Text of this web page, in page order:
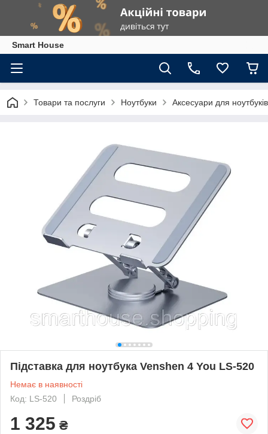
Smart House
Товари та послуги Ноутбуки Аксесуари для ноутбуків
Підставка для ноутбука Venshen 4 You LS-520
Немає в наявності
Код: LS-520
Роздріб
1 325 ₴